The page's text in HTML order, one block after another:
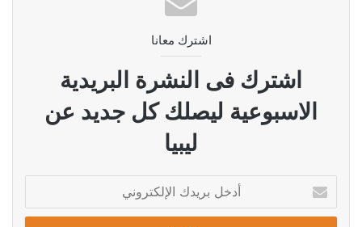
اشترك معانا
اشترك فى النشرة البريدية
الاسبوعية ليصلك كل جديد عن
ليبيا
بريدك
الإلكتروني